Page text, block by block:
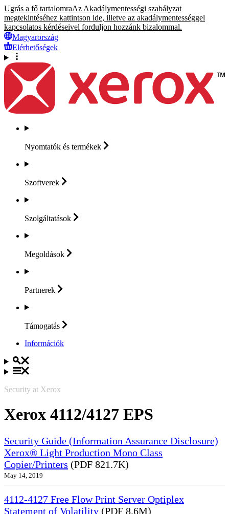
Ugrás a fő tartalomraAz Akadálymentességi szabályzat
megtekintéséhez kattintson ide, illetve az akadálymentességgel
kapcsolatos kérdéseivel forduljon hozzánk bizalommal.
Magyarország
Elérhetőségek
Nyomtatók és termékek
Szoftverek
Szolgáltatások
Megoldások
Partnerek
Támogatás
Információk
Security at Xerox
Xerox 4112/4127 EPS
Security Guide (Information Assurance Disclosure)
Xerox® Light Production Mono Class
Copier/Printers (PDF 821.7K)
May 14, 2019
4112-4127 Free Flow Print Server Optiplex
Statement of Volatility (PDF 8.6M)